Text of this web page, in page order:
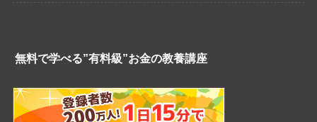
無料で学べる”有料級”お金の教養講座